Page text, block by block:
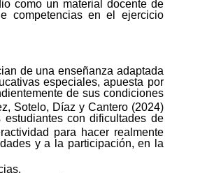
como un material docente de
competencias en el ejercicio
de una enseñanza adaptada
especiales, apuesta por
de sus condiciones
Sotelo, Díaz y Cantero (2024)
con dificultades de
para hacer realmente
y a la participación, en la